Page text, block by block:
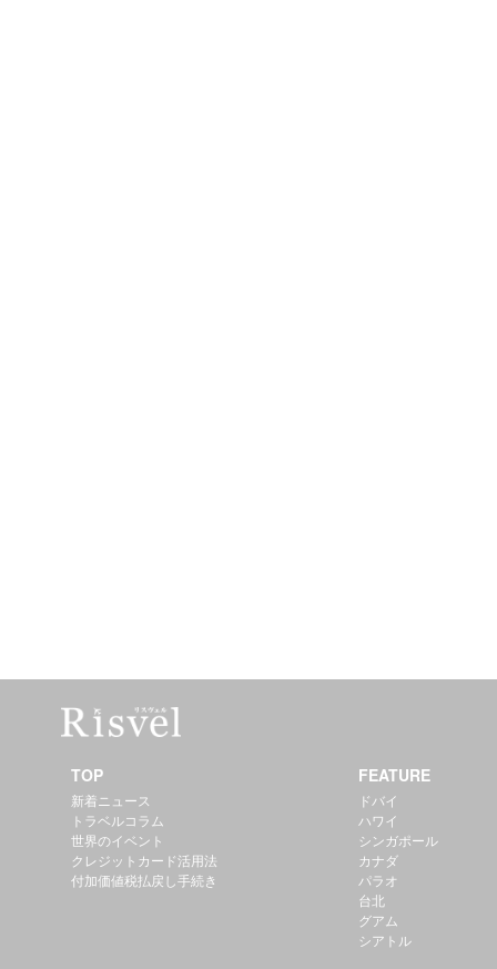
TOP
新着ニュース
トラベルコラム
世界のイベント
クレジットカード活用法
付加価値税払戻し手続き
FEATURE
ドバイ
ハワイ
シンガポール
カナダ
パラオ
台北
グアム
シアトル